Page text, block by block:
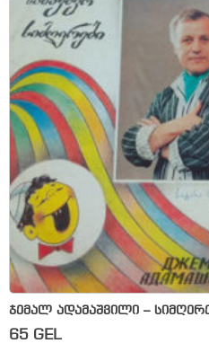
ჯემალ ადამაშვილი –
65 GEL